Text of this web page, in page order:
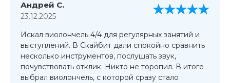
Андрей С.
23.12.2025
Искал виолончель 4/4 для регулярных занятий и
выступлений. В Скайбит дали спокойно сравнить
несколько инструментов, послушать звук,
почувствовать отклик. Никто не торопил. В итоге
выбрал виолончель, с которой сразу стало